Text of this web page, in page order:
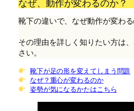
なぜ、動作が変わるのか？
靴下の違いで、なぜ動作が変わる
その理由を詳しく知りたい方は
さい。
靴下が足の形を変えてしまう問題
なぜ？重心が変わるのか
姿勢が気になるかたはこちら